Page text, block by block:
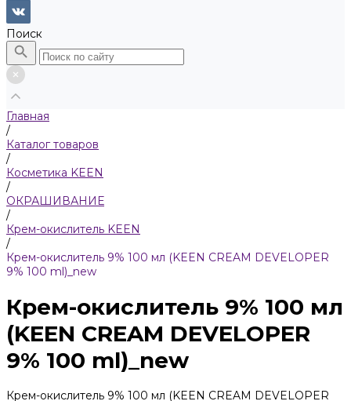
Поиск
Главная
/
Каталог товаров
/
Косметика KEEN
/
ОКРАШИВАНИЕ
/
Крем-окислитель KEEN
/
Крем-окислитель 9% 100 мл (KEEN CREAM DEVELOPER
9% 100 ml)_new
Крем-окислитель 9% 100 мл
(KEEN CREAM DEVELOPER
9% 100 ml)_new
Крем-окислитель 9% 100 мл (KEEN CREAM DEVELOPER